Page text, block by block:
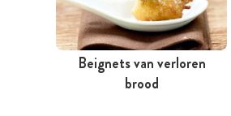
Beignets van verloren
brood